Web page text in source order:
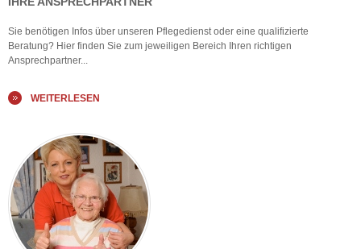
Sie benötigen Infos über unseren Pflegedienst oder eine qualifizierte
Beratung? Hier finden Sie zum jeweiligen Bereich Ihren richtigen
Ansprechpartner...
WEITERLESEN